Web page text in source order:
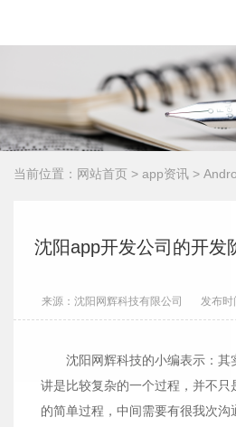
当前位置： 网站首页 > app资讯 >
沈阳app开发公司的开发
来源：沈阳网辉科技有限公司 发布
沈阳网辉科技的小编表示：其
讲是比较复杂的一个过程，并不只
的简单过程，中间需要有很我次沟